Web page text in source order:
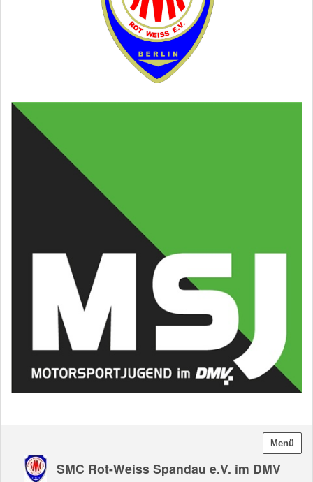
Menü
SMC Rot-Weiss Spandau e.V. im DMV